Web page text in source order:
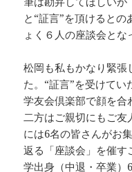
と“証言”を頂けると
ょく６人の座談会とな
松岡も私もかなり緊張
た。“証言”を受けて
学友会倶楽部で顔を合
二方はご親切にもご
には6名の皆さんがお
返る「座談会」を催す
学出身（中退・卒業）